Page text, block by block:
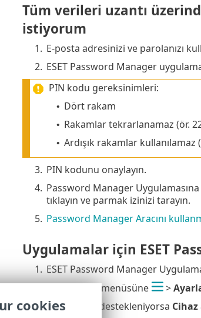
Tüm verileri uzantı
istiyorum
1. E-posta adresinizi ve parolanızı
2. ESET Password Manager
PIN kodu gereksinimleri:
• Dört rakam
• Rakamlar tekrarlanamaz (ör.
• Ardışık rakamlar kullanılamaz
3. PIN kodunu onaylayın.
4. Password Manager
tıklayın ve parmak izinizi tarayın.
5. Password Manager Aracını
Uygulamalar için ESET
1. ESET Password Manager
Hamburger menüsüne >
3. Cihazınızda destekleniyorsa Cihaz
cookies